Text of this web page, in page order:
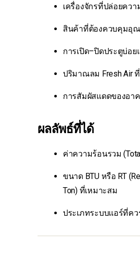
เครื่องจักรที่ปล่อยคว
สินค้าที่ต้องควบคุมอุ
การเปิด–ปิดประตูบ่อ
ปริมาณลม Fresh Air
การสัมผัสแดดของอา
ผลลัพธ์ที่ได้
ค่าความร้อนรวม
ขนาด BTU หรือ RT
Ton) ที่เหมาะสม
ประเภทระบบแอร์ที่คว